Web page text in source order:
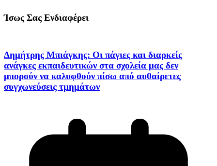
Ίσως Σας Ενδιαφέρει
Δημήτρης Μπιάγκης: Οι πάγιες και διαρκείς
ανάγκες εκπαιδευτικών στα σχολεία μας δεν
μπορούν να καλυφθούν πίσω από αυθαίρετες
συγχωνεύσεις τμημάτων